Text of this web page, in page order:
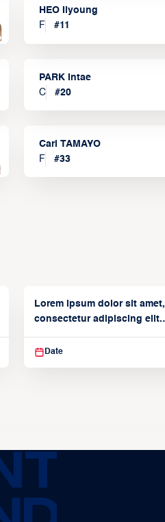
HEO Ilyoung
F
#11
PARK Intae
C
#20
Carl TAMAYO
F
#33
Lorem ipsum dolor sit amet,
consectetur adipiscing elit.
Date